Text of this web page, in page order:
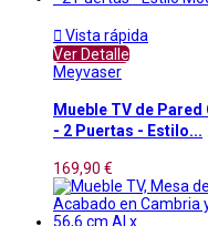
 Vista rápida
Ver Detalle
Meyvaser
Mueble TV de
- 2 Puertas - Estilo...
169,90 €